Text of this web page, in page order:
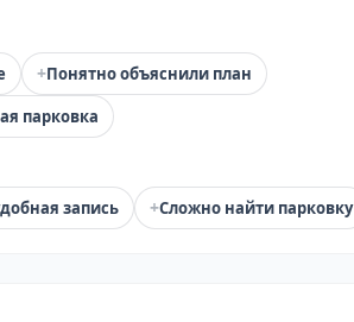
+Понятно объяснили план
парковка
запись +Сложно найти парковку